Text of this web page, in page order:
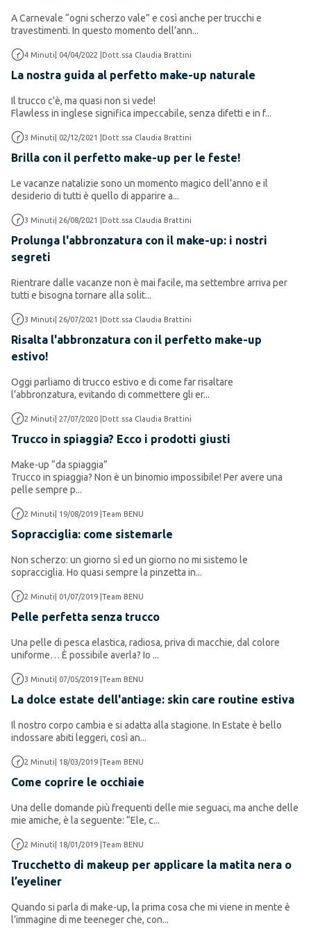
A Carnevale “ogni scherzo vale” e così anche pertrucchi e
travestimenti. In questo momento dell’ann...
Make up
4 Minuti 04/04/2022 Dott.ssa Claudia Brattini
La nostra guida al perfetto make-up naturale
Il trucco c'è, ma quasi non si vede!
Flawless in inglese significa impeccabile, senza difetti e in f...
Make up
3 Minuti 02/12/2021 Dott.ssa Claudia Brattini
Brilla con il perfetto make-up per le feste!
Le vacanze natalizie sono un momento magico dell’anno e il
desiderio di tutti è quello di apparire a...
Make up
3 Minuti 26/08/2021 Dott.ssa Claudia Brattini
Prolunga l'abbronzatura con il make-up: i nostri
segreti
Rientrare dalle vacanze non è mai facile, ma settembre arriva per
tutti e bisogna tornare alla solit...
Make up
3 Minuti 26/07/2021 Dott.ssa Claudia Brattini
Risalta l'abbronzatura con il perfetto make-up
estivo!
Oggi parliamo di trucco estivo e di come far risaltare
l’abbronzatura, evitando di commettere gli er...
Make up
2 Minuti 27/07/2020 Dott.ssa Claudia Brattini
Trucco in spiaggia? Ecco i prodotti giusti
Make-up “da spiaggia”
Trucco in spiaggia? Non è un binomio impossibile! Per avere una
pelle sempre p...
Make up
2 Minuti 19/08/2019 Team BENU
Sopracciglia: come sistemarle
Non scherzo: un giorno sì ed un giorno no mi sistemo le
sopracciglia. Ho quasi sempre la pinzetta in...
Make up
2 Minuti 01/07/2019 Team BENU
Pelle perfetta senza trucco
Una pelle di pesca elastica, radiosa, priva di macchie, dal colore
uniforme… È possibile averla? Io ...
Anti-età
3 Minuti 07/05/2019 Team BENU
La dolce estate dell'antiage: skin care routine estiva
Il nostro corpo cambia e si adatta alla stagione. In Estate è bello
indossare abiti leggeri, così an...
Make up
2 Minuti 18/03/2019 Team BENU
Come coprire le occhiaie
Una delle domande più frequenti delle mie seguaci, ma anche delle
mie amiche, è la seguente: “Ele, c...
Make up
2 Minuti 18/01/2019 Team BENU
Trucchetto di makeup per applicare la matita nera o
l’eyeliner
Quando si parla di make-up, la prima cosa che mi viene in mente è
l’immagine di me teeneger che, con...